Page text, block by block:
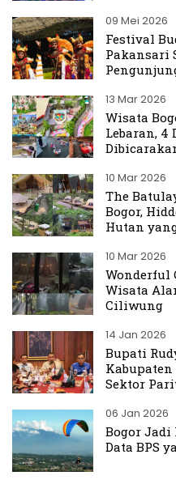
09 Mei 2026
Festival
Pakansari
13 Mar 2026
Wisata
Lebaran, 4
10 Mar 2026
The
Bogor,
Hutan
10 Mar 2026
Wonderful
Wisata
Ciliwung
14 Jan 2026
Bupati
Sektor
06 Jan 2026
Bogor Jadi
Data BPS